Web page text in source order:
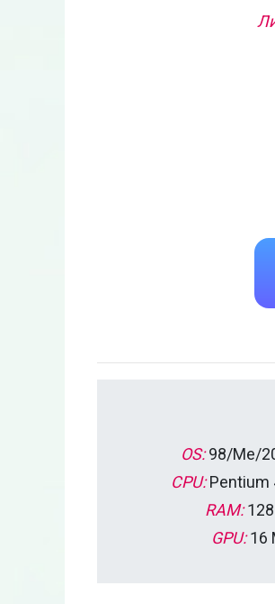
OS:98/Me/
CPU:Pentium
RAM:128
GPU:16